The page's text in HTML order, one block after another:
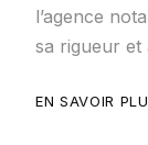
l’agence
sa rigueur et
EN SAVOIR